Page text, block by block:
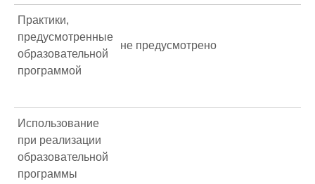
Практики,
предусмотренные
образовательной
программой
не предусмотрено
Использование
при реализации
образовательной
программы